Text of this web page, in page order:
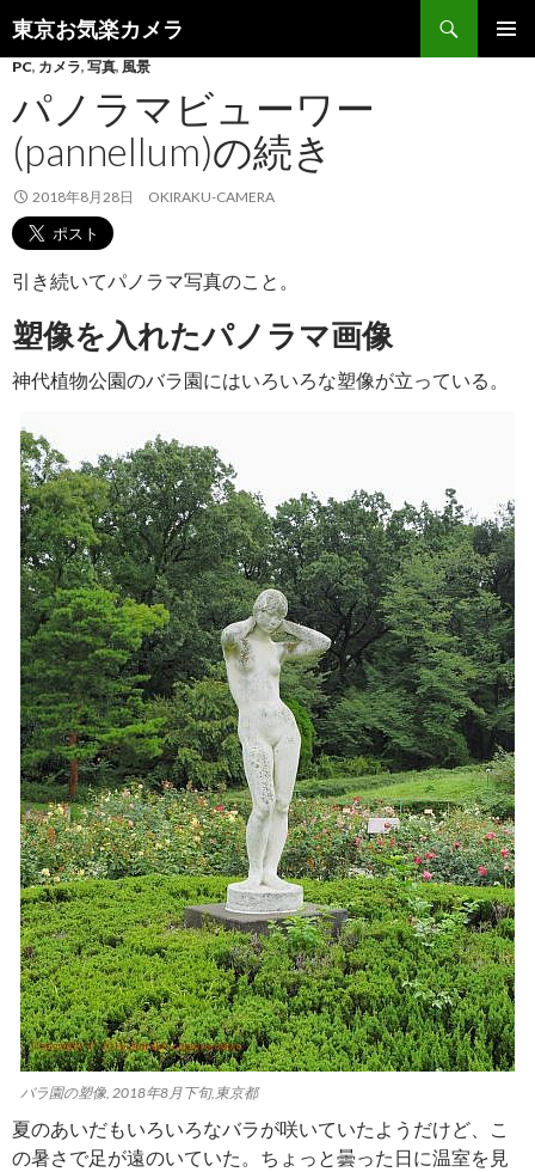
東京お気楽カメラ
検
索
ン
テ
ン
ツ
へ
ス
キ
ッ
プ
PC, カメラ, 写真, 風景
パノラマビューワー
(pannellum)の続き
2018年8月28日 OKIRAKU-CAMERA
引き続いてパノラマ写真のこと。
塑像を入れたパノラマ画像
神代植物公園のバラ園にはいろいろな塑像が立っている。
バラ園の塑像, 2018年8月下旬,東京都
夏のあいだもいろいろなバラが咲いていたようだけど、こ
の暑さで足が遠のいていた。ちょっと曇った日に温室を見